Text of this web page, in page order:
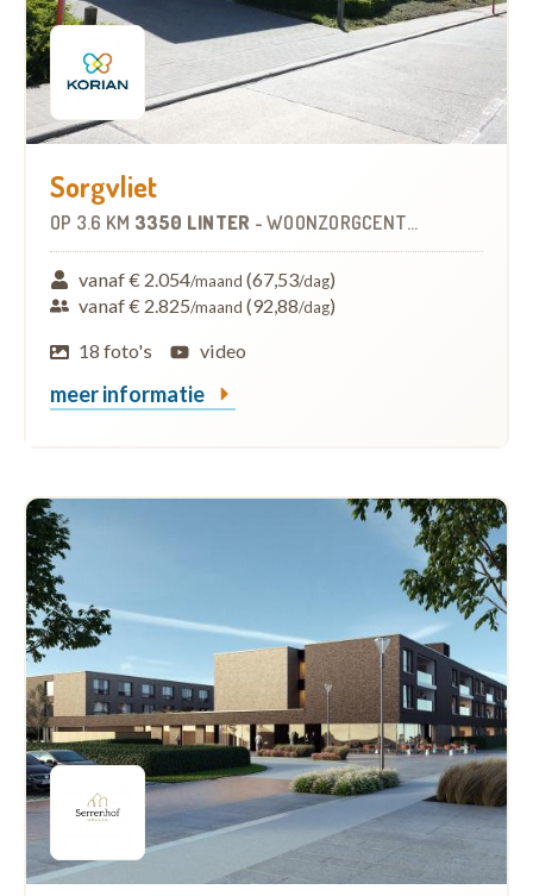
Sorgvliet
OP 3.6 KM 3350 LINTER - WOONZORGCENTRUM (WZC)
vanaf € 2.054/maand (67,53/dag)
vanaf € 2.825/maand (92,88/dag)
18 foto's
video
meer informatie